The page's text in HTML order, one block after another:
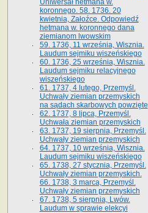
Uniwersał hetmana w.
koronnego. 58. 1736. 20
kwietnia, Załoźce. Odpowiedź
hetmana w. koronnego dana
ziemianom lwowskim
59. 1736, 11 września, Wisznia.
Laudum sejmiku wiszeńskiego
60. 1736, 25 września, Wisznia.
Laudum sejmiku relacyjnego
wiszeńskiego
61. 1737, 4 lutego, Przemyśl.
Uchwały ziemian przemyskich
na sądach skarbowych powzięte
62. 1737, 8 lipca, Przemyśl.
Uchwała ziemian przemyskich
63. 1737, 19 sierpnia, Przemyśl.
Uchwały ziemian przemyskich
64. 1737, 10 września, Wisznia.
Laudum sejmiku wiszeńskiego
65. 1738, 27 stycznia, Przemyśl.
Uchwały ziemian przemyskich­­.
66. 1738, 3 marca, Przemyśl.
Uchwały ziemian przemyskich­
67. 1738, 5 sierpnia, Lwów.
Laudum w sprawie elekcyi